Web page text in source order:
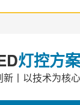
灯控方案
新丨以技术为核